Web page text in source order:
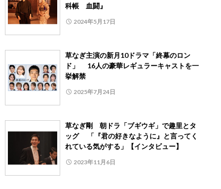
科帳 血闘』
2024年5月17日
草なぎ主演の新月10ドラマ「終幕のロン
ド」 16人の豪華レギュラーキャストを一
挙解禁
2025年7月24日
草なぎ剛 朝ドラ「ブギウギ」で趣里とタ
ッグ 「『君の好きなように』と言ってく
れている気がする」【インタビュー】
2023年11月6日